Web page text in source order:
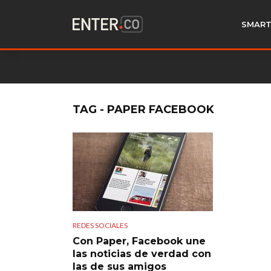
TAG - PAPER FACEBOOK
REDES SOCIALES
Con Paper, Facebook une
las noticias de verdad con
las de sus amigos